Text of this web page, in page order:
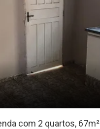
com 2 quartos, 67m²